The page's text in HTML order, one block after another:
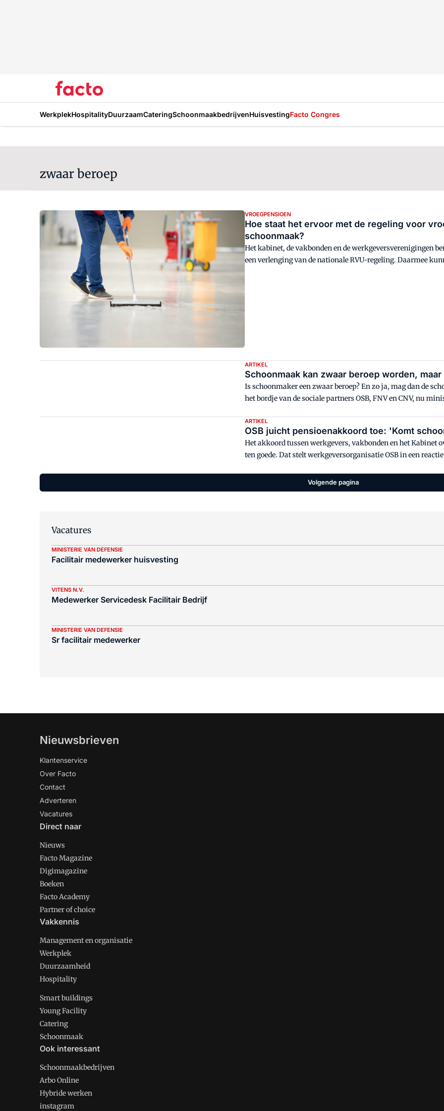
WerkplekHospitalityDuurzaamCateringSchoonmaakbedrijvenHuisvestingFacto Congres
zwaar beroep
VROEGPENSIOEN
Hoe staat het ervoor met de regeling voor
schoonmaak?
Het kabinet, de vakbonden en de werkgeversverenigingen
een verlenging van de nationale RVU-regeling. Daarmee
ARTIKEL
Schoonmaak kan zwaar beroep worden,
Is schoonmaker een zwaar beroep? En zo ja, mag dan de
het bordje van de sociale partners OSB, FNV en CNV, nu
ARTIKEL
OSB juicht pensioenakkoord toe: 'Komt
Het akkoord tussen werkgevers, vakbonden en het Kabinet
ten goede. Dat stelt werkgeversorganisatie OSB in een
Volgende pagina
Vacatures
MINISTERIE VAN DEFENSIE
Facilitair medewerker huisvesting
VITENS N.V.
Medewerker Servicedesk Facilitair Bedrijf
MINISTERIE VAN DEFENSIE
Sr facilitair medewerker
Nieuwsbrieven
Klantenservice
Over Facto
Contact
Adverteren
Vacatures
Direct naar
Nieuws
Facto Magazine
Digimagazine
Boeken
Facto Academy
Partner of choice
Vakkennis
Management en organisatie
Werkplek
Duurzaamheid
Hospitality
Smart buildings
Young Facility
Catering
Schoonmaak
Ook interessant
Schoonmaakbedrijven
Arbo Online
Hybride werken
instagram